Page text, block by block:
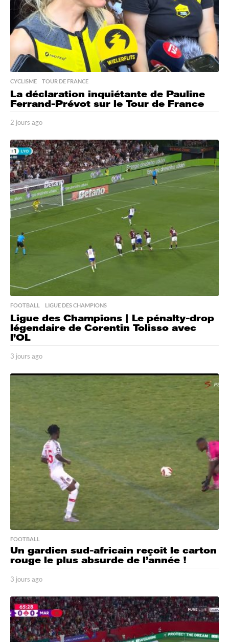
CYCLISME ,TOUR DE FRANCE
La déclaration inquiétante de Pauline
Ferrand-Prévot sur le Tour de France
2 jours ago
o
u
r
s
a
g
o
FOOTBALL ,LIGUE DES CHAMPIONS
Ligue des Champions | Le pénalty-drop
légendaire de Corentin Tolisso avec
l’OL
3 jours ago
o
o
FOOTBALL
Un gardien sud-africain reçoit le carton
rouge le plus absurde de l’année !
3 jours ago
o
u
r
s
a